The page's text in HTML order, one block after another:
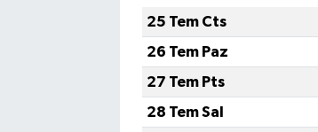
25 Tem Cts
26 Tem Paz
27 Tem Pts
28 Tem Sal